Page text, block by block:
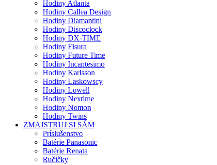
Hodiny Atlanta
Hodiny Callea Design
Hodiny Diamantini
Hodiny Discoclock
Hodiny DX-TIME
Hodiny Fisura
Hodiny Future Time
Hodiny Incantesimo
Hodiny Karlsson
Hodiny Laskowscy
Hodiny Lowell
Hodiny Nextime
Hodiny Nomon
Hodiny Twins
ZMAJSTRUJ SI SÁM
Príslušenstvo
Batérie Panasonic
Batérie Renata
Ručičky